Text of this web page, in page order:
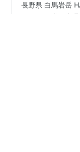
長野県 白馬岩岳
きました 私は先